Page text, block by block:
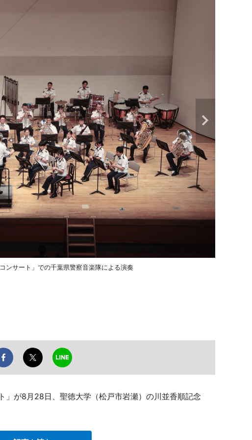
ンサート」での千葉県警察音楽隊による演奏
が8月28日、聖徳大学（松戸市岩瀬）の川並香順記念